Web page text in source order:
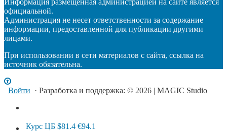
Информация размещенная администрацией на сайте является
официальной.
Администрация не несет ответственности за содержание
информации, предоставленной для публикации другими
лицами.
При использовании в сети материалов с сайта, ссылка на
источник обязательна.
Войти · Разработка и поддержка: © 2026 | MAGIC Studio
Курс ЦБ $81.4 €94.1